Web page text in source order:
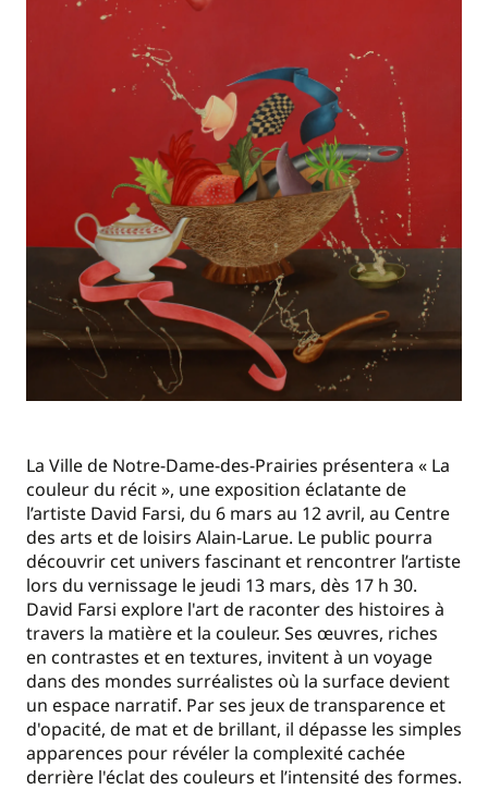
La Ville de Notre-Dame-des-Prairies présentera « La
couleur du récit », une exposition éclatante de
l’artiste David Farsi, du 6 mars au 12 avril, au Centre
des arts et de loisirs Alain-Larue. Le public pourra
découvrir cet univers fascinant et rencontrer l’artiste
lors du vernissage le jeudi 13 mars, dès 17 h 30.
David Farsi explore l'art de raconter des histoires à
travers la matière et la couleur. Ses œuvres, riches
en contrastes et en textures, invitent à un voyage
dans des mondes surréalistes où la surface devient
un espace narratif. Par ses jeux de transparence et
d'opacité, de mat et de brillant, il dépasse les simples
apparences pour révéler la complexité cachée
derrière l'éclat des couleurs et l’intensité des formes.